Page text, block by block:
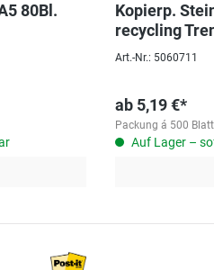
80Bl.
Kopierp.
recycling
WEIßE
Art.-Nr.: 5060711
ab 5,19 €*
Packung á 500 Blatt
Auf Lager –